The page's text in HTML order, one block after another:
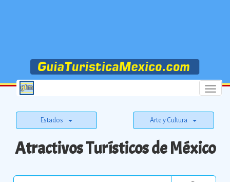
Menu
Estados Arte y Cultura
Atractivos Turísticos de México